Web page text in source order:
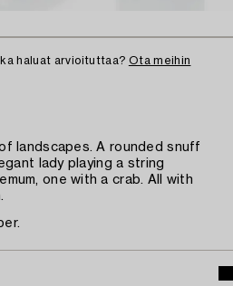
haluat arvioituttaa? Ota meihin
landscapes. A rounded snuff
lady playing a string
one with a crab. All with